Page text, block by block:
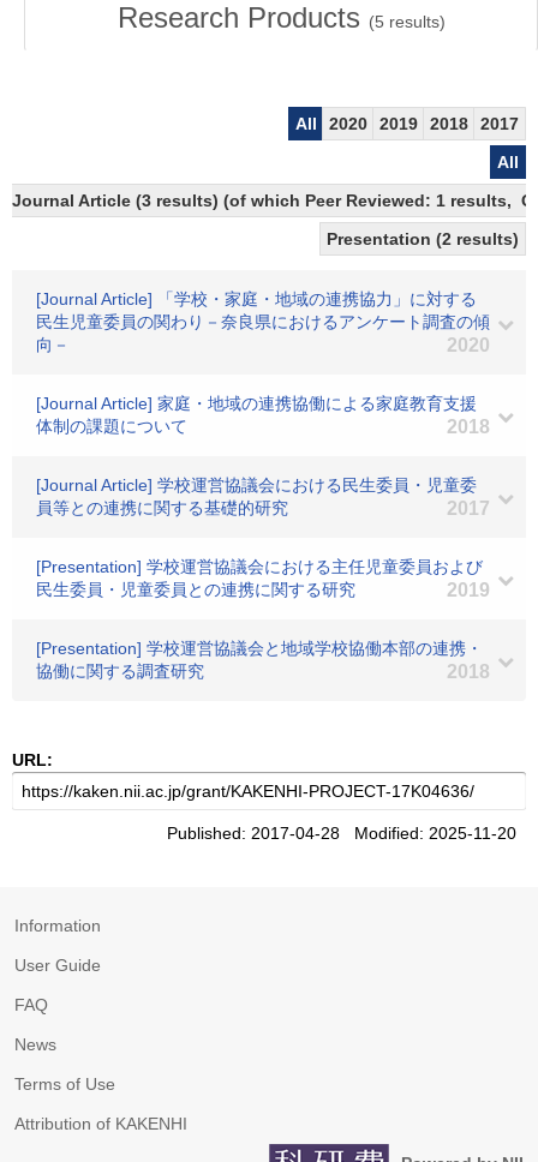
Research Products (5 results)
All 2020 2019 2018
2017
All
Journal Article (3 results) (of which Peer Reviewed: 1 results,
Presentation (2 results)
[Journal Article] 「学校・家庭・地域の連携協力」に対する
民生児童委員の関わり－奈良県におけるアンケート調査の傾
向－
2020
[Journal Article] 家庭・地域の連携協働による家庭教育支援
体制の課題について
2018
[Journal Article] 学校運営協議会における民生委員・児童委
員等との連携に関する基礎的研究
2017
[Presentation] 学校運営協議会における主任児童委員および
民生委員・児童委員との連携に関する研究
2019
[Presentation] 学校運営協議会と地域学校協働本部の連携・
協働に関する調査研究
2018
URL:
Published: 2017-04-28 Modified: 2025-11-20
Information
User Guide
FAQ
News
Terms of Use
Attribution of KAKENHI